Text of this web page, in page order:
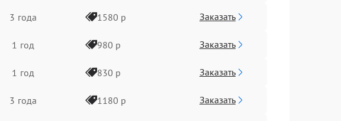
3 года 1580 р Заказать
1 год 980 р Заказать
1 год 830 р Заказать
3 года 1180 р Заказать